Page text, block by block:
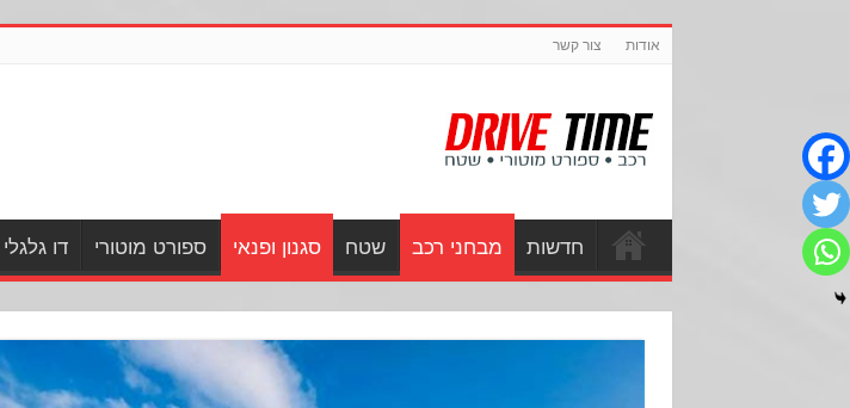
אודות צור קשר
חדשות מבחני רכב שטח סגנון ופנאי ספורט מוטורי דו גלגלי